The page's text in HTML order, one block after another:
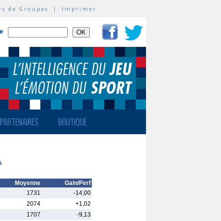
de Groupes | Imprimer
PARTENAIRES BOUTIQUE
Moyenne
Gain/Perf
1731
-14,00
2074
+1,02
1707
-9,13